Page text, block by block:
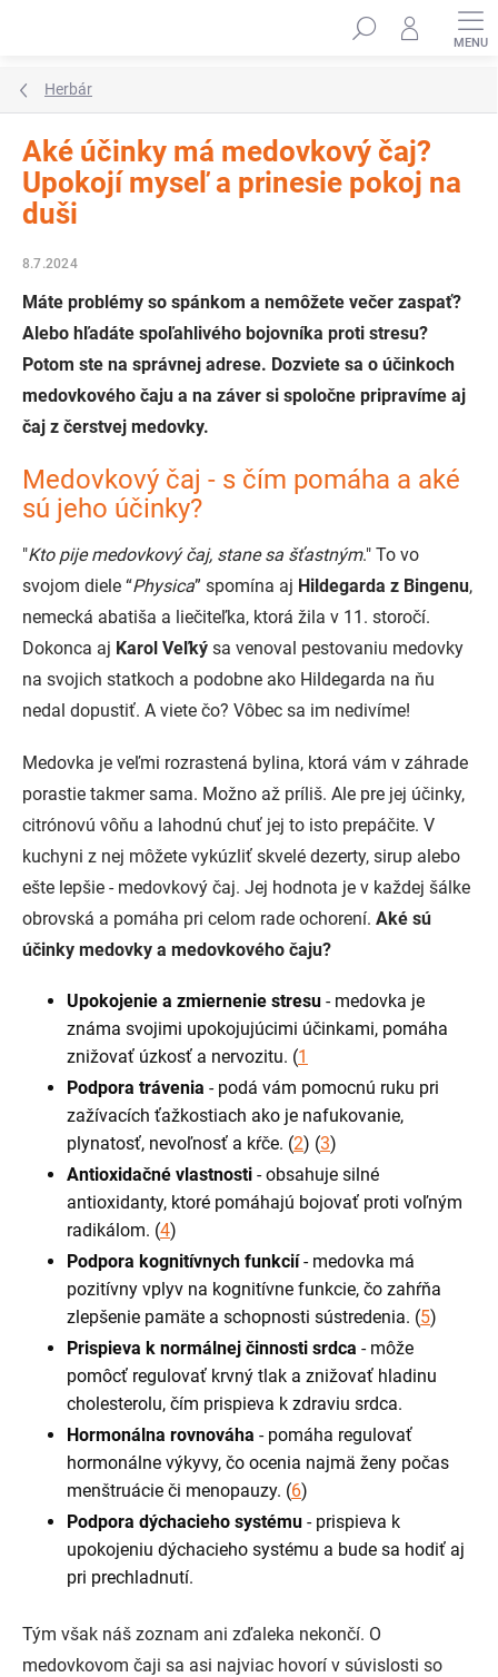
Hľadať
Herbár
Aké účinky má medovkový čaj?
Upokojí myseľ a prinesie pokoj na
duši
8.7.2024
Máte problémy so spánkom a nemôžete večer zaspať?
Alebo hľadáte spoľahlivého bojovníka proti stresu?
Potom ste na správnej adrese. Dozviete sa o účinkoch
medovkového čaju a na záver si spoločne pripravíme aj
čaj z čerstvej medovky.
Medovkový čaj - s čím pomáha a aké
sú jeho účinky?
"Kto pije medovkový čaj, stane sa šťastným." To vo
svojom diele “Physica” spomína aj Hildegarda z Bingenu,
nemecká abatiša a liečiteľka, ktorá žila v 11. storočí.
Dokonca aj Karol Veľký sa venoval pestovaniu medovky
na svojich statkoch a podobne ako Hildegarda na ňu
nedal dopustiť. A viete čo? Vôbec sa im nedivíme!
Medovka je veľmi rozrastená bylina, ktorá vám v záhrade
porastie takmer sama. Možno až príliš. Ale pre jej účinky,
citrónovú vôňu a lahodnú chuť jej to isto prepáčite. V
kuchyni z nej môžete vykúzliť skvelé dezerty, sirup alebo
ešte lepšie - medovkový čaj. Jej hodnota je v každej šálke
obrovská a pomáha pri celom rade ochorení. Aké sú
účinky medovky a medovkového čaju?
Upokojenie a zmiernenie stresu - medovka je
známa svojimi upokojujúcimi účinkami, pomáha
znižovať úzkosť a nervozitu. (1
Podpora trávenia - podá vám pomocnú ruku pri
zažívacích ťažkostiach ako je nafukovanie,
plynatosť, nevoľnosť a kŕče. (2) (3)
Antioxidačné vlastnosti - obsahuje silné
antioxidanty, ktoré pomáhajú bojovať proti voľným
radikálom. (4)
Podpora kognitívnych funkcií- medovka má
pozitívny vplyv na kognitívne funkcie, čo zahŕňa
zlepšenie pamäte a schopnosti sústredenia. (5)
Prispieva k normálnej činnosti srdca - môže
pomôcť regulovať krvný tlak a znižovať hladinu
cholesterolu, čím prispieva k zdraviu srdca.
Hormonálna rovnováha - pomáha regulovať
hormonálne výkyvy, čo ocenia najmä ženy počas
menštruácie či menopauzy. (6)
Podpora dýchacieho systému - prispieva k
upokojeniu dýchacieho systému a bude sa hodiť aj
pri prechladnutí.
Tým však náš zoznam ani zďaleka nekončí. O
medovkovom čaji sa asi najviac hovorí v súvislosti so